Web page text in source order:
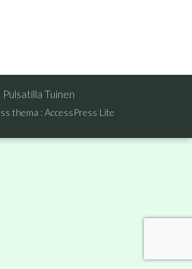
Pulsatilla Tuinen
thema :AccessPress Lite